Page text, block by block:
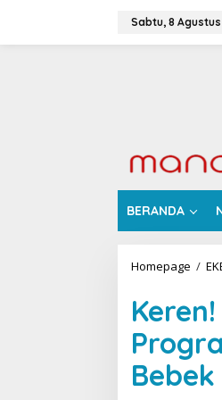
Sabtu, 8
BERANDA
Homepage /